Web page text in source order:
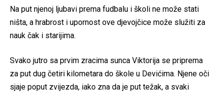
Na put njenoj ljubavi prema fudbalu i školi ne može stati
ništa, a hrabrost i upornost ove djevojčice može služiti za
nauk čak i starijima.
Svako jutro sa prvim zracima sunca Viktorija se priprema
za put dug četiri kilometara do škole u Devićima. Njene oči
sjaje poput zvijezda, iako zna da je put težak, a svaki